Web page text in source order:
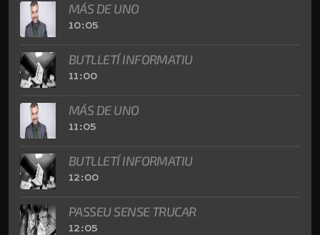
MÁS DE UNO
10:05
BUTLLETÍ INFORMATIU
11:00
MÁS DE UNO
11:05
BUTLLETÍ INFORMATIU
12:00
PASSEU SENSE TRUCAR
12:05